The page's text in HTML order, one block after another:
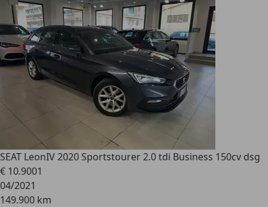
SEAT LeonIV 2020 Sportstourer 2.0 tdi Business 150cv dsg
€ 10.9001
04/2021
149.900 km